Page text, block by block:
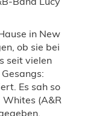
in New
ob sie bei
seit vielen
Es sah so
(A&R